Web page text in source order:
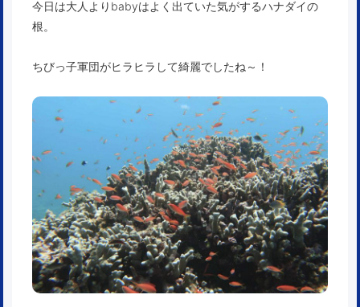
今日は大人よりbabyはよく出ていた気がするハナダイの
根。
ちびっ子軍団がヒラヒラして綺麗でしたね～！